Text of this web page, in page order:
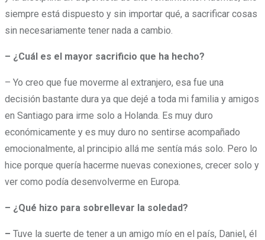
siempre está dispuesto y sin importar qué, a sacrificar cosas
sin necesariamente tener nada a cambio.
– ¿Cuál es el mayor sacrificio que ha hecho?
– Yo creo que fue moverme al extranjero, esa fue una
decisión bastante dura ya que dejé a toda mi familia y amigos
en Santiago para irme solo a Holanda. Es muy duro
económicamente y es muy duro no sentirse acompañado
emocionalmente, al principio allá me sentía más solo. Pero lo
hice porque quería hacerme nuevas conexiones, crecer solo y
ver como podía desenvolverme en Europa.
– ¿Qué hizo para sobrellevar la soledad?
– Tuve la suerte de tener a un amigo mío en el país, Daniel, él